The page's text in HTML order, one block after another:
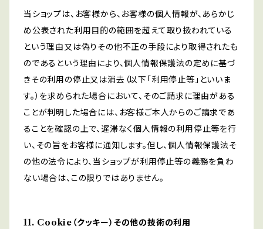
当ショップは、お客様から、お客様の個人情報が、あらかじ
め公表された利用目的の範囲を超えて取り扱われている
という理由又は偽りその他不正の手段により取得されたも
のであるという理由により、個人情報保護法の定めに基づ
きその利用の停止又は消去（以下「利用停止等」といいま
す。）を求められた場合において、そのご請求に理由がある
ことが判明した場合には、お客様ご本人からのご請求であ
ることを確認の上で、遅滞なく個人情報の利用停止等を行
い、その旨をお客様に通知します。但し、個人情報保護法そ
の他の法令により、当ショップが利用停止等の義務を負わ
ない場合は、この限りではありません。
11. Cookie（クッキー）その他の技術の利用